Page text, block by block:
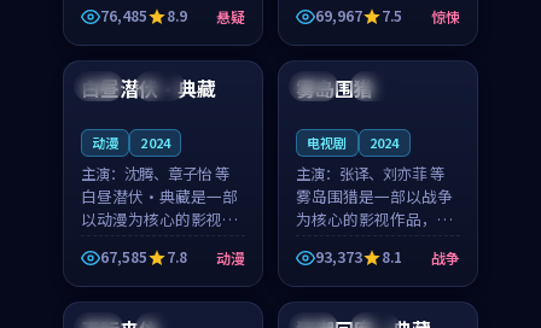
与人物成长展开，整体
节奏紧凑，值得推荐观
看。
76,485 8.9 悬疑
人物成长展开，整体节
奏紧凑，值得推荐观
看。
69,967 7.5 惊悚
韩国 独播
白昼潜伏·典藏
动漫 2024
主演： 沈腾、章子怡 等
白昼潜伏·典藏是一部
以动漫为核心的影视作
品，围绕危机、反转与
人物成长展开，整体节
奏紧凑，值得推荐观
看。
67,585 7.8 动漫
日本 高分
雾岛围猎
电视剧 2024
主演： 张译、刘亦菲 等
雾岛围猎是一部以战争
为核心的影视作品，围
绕危机、反转与人物成
长展开，整体节奏紧
凑，值得推荐观看。
93,373 8.1 战争